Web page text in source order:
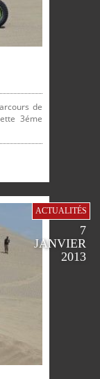
de
3éme
ACTUALITÉS
7
JANVIER
2013